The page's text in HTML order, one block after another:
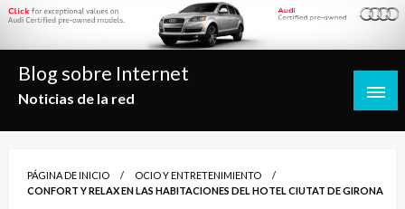
Saltar
contenido
Blog sobre Internet
Noticias de la red
PÁGINA DE INICIO
OCIO Y ENTRETENIMIENTO
CONFORT Y RELAX EN LAS HABITACIONES DEL HOTEL CIUTAT DE GIRONA